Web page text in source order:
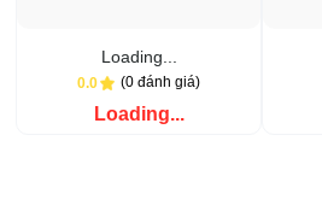
Loading...
0.0 (0 đánh giá)
Loading...